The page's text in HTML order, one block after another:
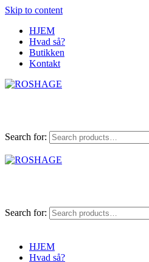
Skip to content
HJEM
Hvad så?
Butikken
Kontakt
Search for:
Search for:
HJEM
Hvad så?